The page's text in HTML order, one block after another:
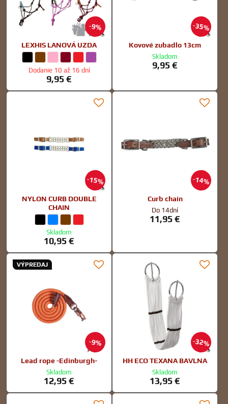
9%
LEXHIS LANOVÁ UZDA
LEXHIS LANOVÁ UZDA - farba:
LEXHIS LANOVÁ UZDA - farba:
Dodanie 10 až 16 dní
9,95 €
35%
Kovové zubadlo 13cm
Skladom
9,95 €
15%
NYLON CURB DOUBLE
CHAIN
NYLON CURB DOUBLE CHAIN - farba:
NYLON CURB DOUBLE CHAIN - farba:
NYLON CURB DOUBLE CHAIN - farba:
Skladom
10,95 €
14%
Curb chain
Do 14dní
11,95 €
9%
VÝPREDAJ
Lead rope -Edinburgh-
Skladom
12,95 €
32%
HH ECO TEXANA BAVLNA
Skladom
13,95 €